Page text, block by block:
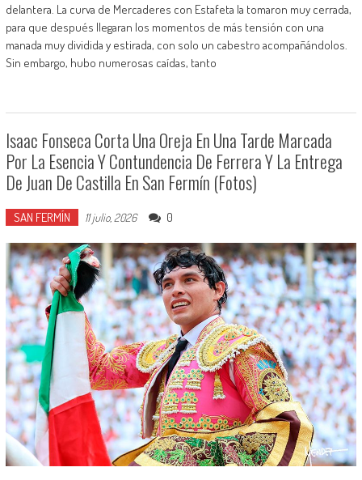
delantera. La curva de Mercaderes con Estafeta la tomaron muy cerrada,
para que después llegaran los momentos de más tensión con una
manada muy dividida y estirada, con solo un cabestro acompañándolos.
Sin embargo, hubo numerosas caídas, tanto
Isaac Fonseca Corta Una Oreja En Una Tarde Marcada
Por La Esencia Y Contundencia De Ferrera Y La Entrega
De Juan De Castilla En San Fermín (Fotos)
SAN FERMÍN 11 julio, 2026 0